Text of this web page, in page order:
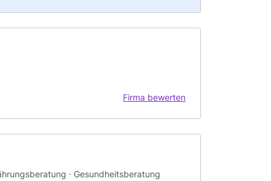
Firma bewerten
· Gesundheitsberatung